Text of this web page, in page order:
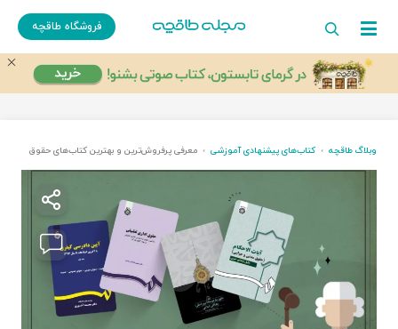
فروشگاه طاقچه
وبلاگ طاقچه کتاب‌های پیشنهادی آموزشی معرفی پرفروش‌ترین و بهترین کتاب‌های حقوق